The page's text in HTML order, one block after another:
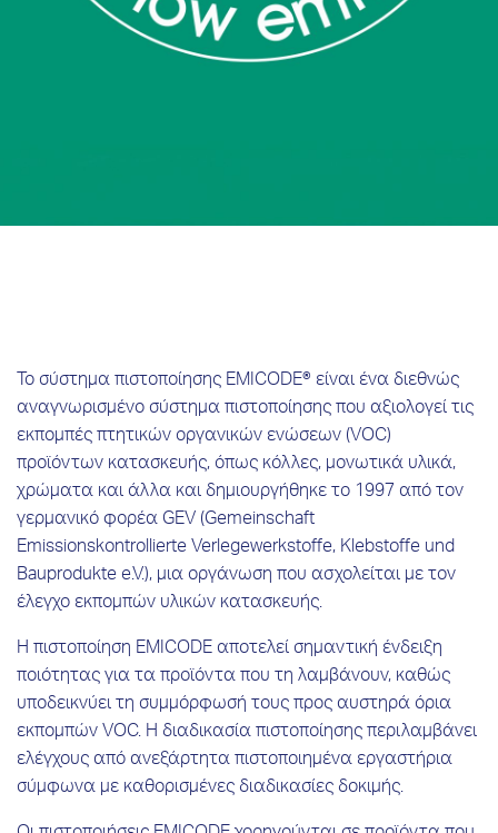
Το σύστημα πιστοποίησης EMICODE® είναι ένα διεθνώς
αναγνωρισμένο σύστημα πιστοποίησης που αξιολογεί τις
εκπομπές πτητικών οργανικών ενώσεων (VOC)
προϊόντων κατασκευής, όπως κόλλες, μονωτικά υλικά,
χρώματα και άλλα και δημιουργήθηκε το 1997 από τον
γερμανικό φορέα GEV (Gemeinschaft
Emissionskontrollierte Verlegewerkstoffe, Klebstoffe und
Bauprodukte e.V.), μια οργάνωση που ασχολείται με τον
έλεγχο εκπομπών υλικών κατασκευής.
Η πιστοποίηση EMICODE αποτελεί σημαντική ένδειξη
ποιότητας για τα προϊόντα που τη λαμβάνουν, καθώς
υποδεικνύει τη συμμόρφωσή τους προς αυστηρά όρια
εκπομπών VOC. Η διαδικασία πιστοποίησης περιλαμβάνει
ελέγχους από ανεξάρτητα πιστοποιημένα εργαστήρια
σύμφωνα με καθορισμένες διαδικασίες δοκιμής.